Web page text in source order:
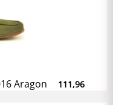
Aragon
111,96